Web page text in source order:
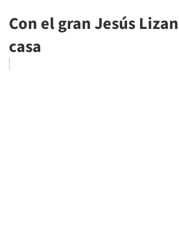
Con el gran Jesús
casa